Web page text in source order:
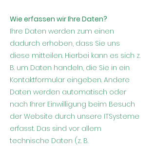
Wie erfassen wir Ihre Daten?
Ihre Daten werden zum einen
dadurch erhoben, dass Sie uns
diese mitteilen. Hierbei kann es sich z.
B. um Daten handeln, die Sie in ein
Kontaktformular eingeben. Andere
Daten werden automatisch oder
nach Ihrer Einwilligung beim Besuch
der Website durch unsere ITSysteme
erfasst. Das sind vor allem
technische Daten (z. B.